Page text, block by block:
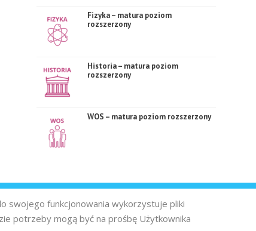
Fizyka – matura poziom
rozszerzony
Historia – matura poziom
rozszerzony
WOS – matura poziom rozszerzony
swojego funkcjonowania wykorzystuje pliki
potrzeby mogą być na prośbę Użytkownika